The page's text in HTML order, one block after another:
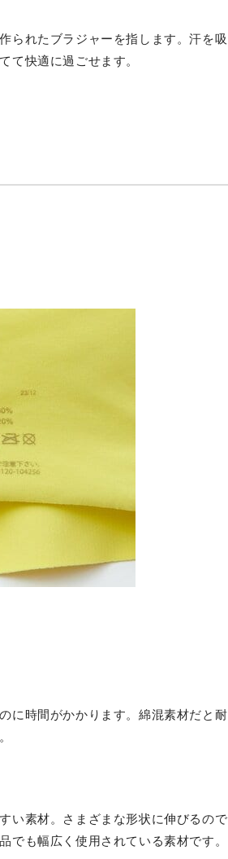
られたブラジャーを指します。汗を吸
て快適に過ごせます。
に時間がかかります。綿混素材だと耐
い素材。さまざまな形状に伸びるので
でも幅広く使用されている素材です。